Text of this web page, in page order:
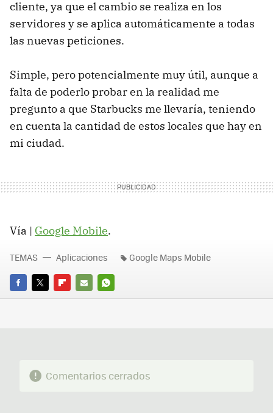
cliente, ya que el cambio se realiza en los
servidores y se aplica automáticamente a todas
las nuevas peticiones.
Simple, pero potencialmente muy útil, aunque a
falta de poderlo probar en la realidad me
pregunto a que Starbucks me llevaría, teniendo
en cuenta la cantidad de estos locales que hay en
mi ciudad.
Vía | Google Mobile.
FACEBOOK
TWITTERFLIPBOARD
E-
WHATSAPP
TEMAS Aplicaciones Google Maps Mobile
Comentarios cerrados